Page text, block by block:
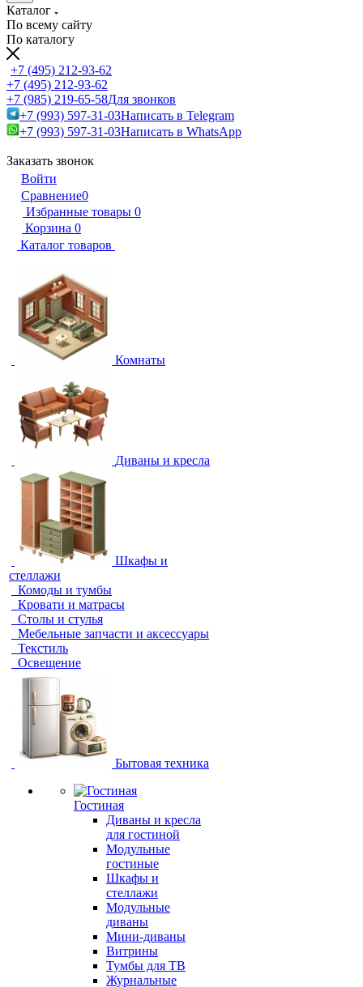
Каталог
По всему сайту
По каталогу
+7 (495) 212-93-62
+7 (495) 212-93-62
+7 (985) 219-65-58Для звонков
+7 (993) 597-31-03Написать в Telegram
+7 (993) 597-31-03Написать в WhatsApp
Заказать звонок
Войти
Сравнение0
Избранные товары 0
Корзина 0
Каталог товаров
Комнаты
Диваны и кресла
Шкафы и
стеллажи
Комоды и тумбы
Кровати и матрасы
Столы и стулья
Мебельные запчасти и аксессуары
Текстиль
Освещение
Бытовая техника
Гостиная
Диваны и кресла
для гостиной
Модульные
гостиные
Шкафы и
стеллажи
Модульные
диваны
Мини-диваны
Витрины
Тумбы для ТВ
Журнальные